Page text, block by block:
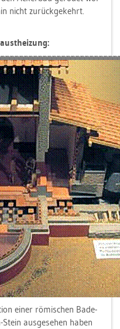
nicht zu­rück­ge­kehrt.
einer rö­mi­schen Ba­de­
aus­ge­se­hen haben